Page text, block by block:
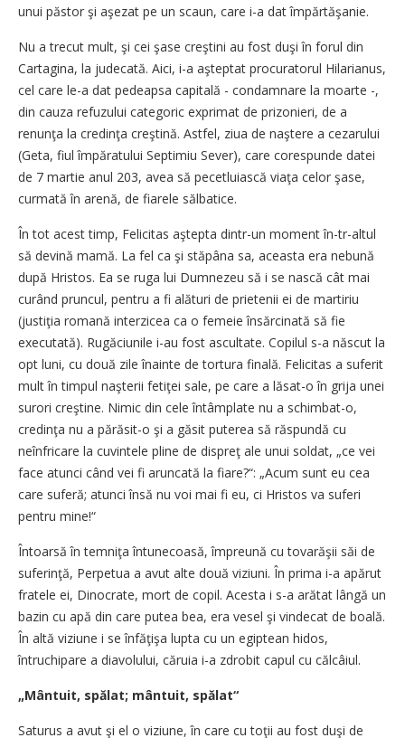
unui păstor şi aşezat pe un scaun, care i-a dat împărtăşanie.
Nu a trecut mult, şi cei şase creştini au fost duşi în forul din
Cartagina, la judecată. Aici, i-a aşteptat procuratorul Hilarianus,
cel care le-a dat pedeapsa capitală - condamnare la moarte -,
din cauza refuzului categoric exprimat de prizonieri, de a
renunţa la credinţa creştină. Astfel, ziua de naştere a cezarului
(Geta, fiul împăratului Septimiu Sever), care corespunde datei
de 7 martie anul 203, avea să pecetluiască viaţa celor şase,
curmată în arenă, de fiarele sălbatice.
În tot acest timp, Felicitas aştepta dintr-un moment în-tr-altul
să devină mamă. La fel ca şi stăpâna sa, aceasta era nebună
după Hristos. Ea se ruga lui Dumnezeu să i se nască cât mai
curând pruncul, pentru a fi alături de prietenii ei de martiriu
(justiţia romană interzicea ca o femeie însărcinată să fie
executată). Rugăciunile i-au fost ascultate. Copilul s-a născut la
opt luni, cu două zile înainte de tortura finală. Felicitas a suferit
mult în timpul naşterii fetiţei sale, pe care a lăsat-o în grija unei
surori creştine. Nimic din cele întâmplate nu a schimbat-o,
credinţa nu a părăsit-o şi a găsit puterea să răspundă cu
neînfricare la cuvintele pline de dispreţ ale unui soldat, „ce vei
face atunci când vei fi aruncată la fiare?“: „Acum sunt eu cea
care suferă; atunci însă nu voi mai fi eu, ci Hristos va suferi
pentru mine!“
Întoarsă în temniţa întunecoasă, împreună cu tovarăşii săi de
suferinţă, Perpetua a avut alte două viziuni. În prima i-a apărut
fratele ei, Dinocrate, mort de copil. Acesta i s-a arătat lângă un
bazin cu apă din care putea bea, era vesel şi vindecat de boală.
În altă viziune i se înfăţişa lupta cu un egiptean hidos,
întruchipare a diavolului, căruia i-a zdrobit capul cu călcâiul.
„Mântuit, spălat; mântuit, spălat“
Saturus a avut şi el o viziune, în care cu toţii au fost duşi de